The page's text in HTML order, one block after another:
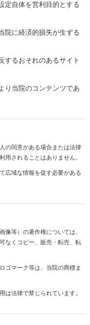
定自体を営利目的とする
院に経済的損失が生ずる
するおそれのあるサイト
り当院のコンテンツであ
の同意がある場合または法律
用されることはありません。
広域な情報を促す必要がある
像等）の著作権については、
なくコピー、販売・転売、転
ゴマーク等は、当院の商標ま
は法律で禁じられています。